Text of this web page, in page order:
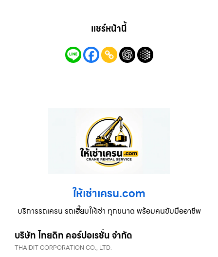
แชร์หน้านี้
ให้เช่าเครน.com
บริการรถเครน รถเฮี๊ยบให้เช่า ทุกขนาด พร้อมคนขับมืออาชีพ
บริษัท ไทยดิท คอร์ปอเรชั่น จำกัด
THAIDIT CORPORATION CO., LTD.